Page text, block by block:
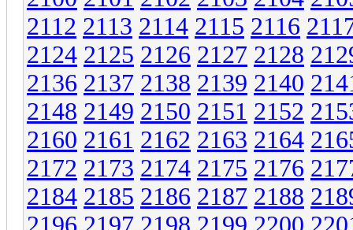
2112 2113 2114 2115 2116
2124 2125 2126 2127 2128
2136 2137 2138 2139 2140
2148 2149 2150 2151 2152
2160 2161 2162 2163 2164
2172 2173 2174 2175 2176
2184 2185 2186 2187 2188